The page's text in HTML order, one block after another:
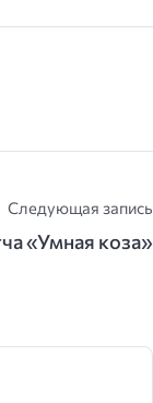
Следующая запись
«Умная коза»